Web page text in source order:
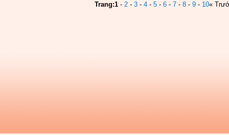
Trang:1 -2 -3 -4 -5 -6 -7 -8 -9 - 10«